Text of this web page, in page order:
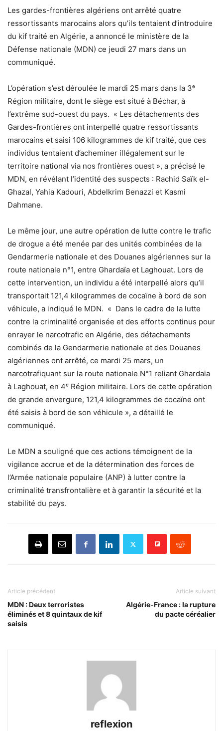
Les gardes-frontières algériens ont arrêté quatre
ressortissants marocains alors qu’ils tentaient d’introduire
du kif traité en Algérie, a annoncé le ministère de la
Défense nationale (MDN) ce jeudi 27 mars dans un
communiqué.
L’opération s’est déroulée le mardi 25 mars dans la 3ᵉ
Région militaire, dont le siège est situé à Béchar, à
l’extrême sud-ouest du pays. « Les détachements des
Gardes-frontières ont interpellé quatre ressortissants
marocains et saisi 106 kilogrammes de kif traité, que ces
individus tentaient d’acheminer illégalement sur le
territoire national via nos frontières ouest », a précisé le
MDN, en révélant l’identité des suspects : Rachid Saïk el-
Ghazal, Yahia Kadouri, Abdelkrim Benazzi et Kasmi
Dahmane.
Le même jour, une autre opération de lutte contre le trafic
de drogue a été menée par des unités combinées de la
Gendarmerie nationale et des Douanes algériennes sur la
route nationale n°1, entre Ghardaïa et Laghouat. Lors de
cette intervention, un individu a été interpellé alors qu’il
transportait 121,4 kilogrammes de cocaïne à bord de son
véhicule, a indiqué le MDN. « Dans le cadre de la lutte
contre la criminalité organisée et des efforts continus pour
enrayer le narcotrafic en Algérie, des détachements
combinés de la Gendarmerie nationale et des Douanes
algériennes ont arrêté, ce mardi 25 mars, un
narcotrafiquant sur la route nationale N°1 reliant Ghardaïa
à Laghouat, en 4ᵉ Région militaire. Lors de cette opération
de grande envergure, 121,4 kilogrammes de cocaïne ont
été saisis à bord de son véhicule », a détaillé le
communiqué.
Le MDN a souligné que ces actions témoignent de la
vigilance accrue et de la détermination des forces de
l’Armée nationale populaire (ANP) à lutter contre la
criminalité transfrontalière et à garantir la sécurité et la
stabilité du pays.
Article précédent
MDN : Deux terroristes
éliminés et 8 quintaux de kif
saisis
Article suivant
Algérie-France : la rupture
du pacte céréalier
reflexion